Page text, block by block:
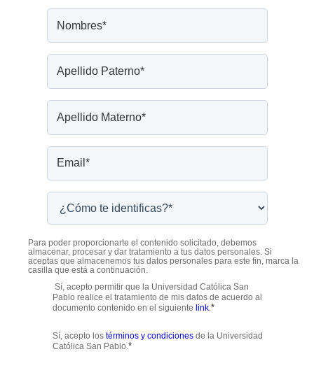
Para poder proporcionarte el contenido solicitado, debemos
almacenar, procesar y dar tratamiento a tus datos personales. Si
aceptas que almacenemos tus datos personales para este fin, marca la
casilla que está a continuación.
Sí, acepto permitir que la Universidad Católica San
Pablo realice el tratamiento de mis datos de acuerdo al
documento contenido en el siguiente link. *
Sí, acepto los términos y condicionesde la Universidad
Católica San Pablo. *